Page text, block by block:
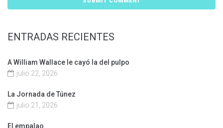
ENTRADAS RECIENTES
A William Wallace le cayó la del pulpo
julio 22, 2026
La Jornada de Túnez
julio 21, 2026
El empalao